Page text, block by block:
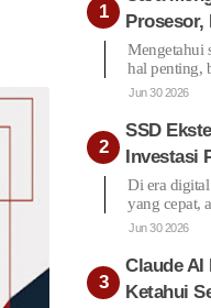
Prosesor,
Mengetahui
hal penting,
Jun 30 2026
SSD
Investasi
Di era
yang cepat,
Jun 30 2026
Claude AI
Ketahui